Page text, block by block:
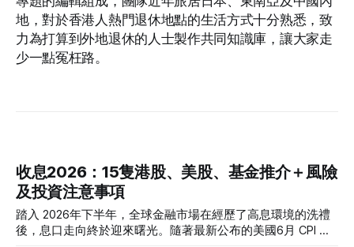
地，對於香港人熱門退休地點的生活方式十分熟悉，致
力為打算到外地退休的人士製作共同知識庫，讓大家走
少一點冤枉路。
收息2026：15隻港股、美股、基金推介＋風險
及投資注意事項
踏入 2026年下半年，全球金融市場在經歷了高息環境的洗禮
後，息口走向終於迎來曙光。隨著最新公布的美國6月 CPI 同